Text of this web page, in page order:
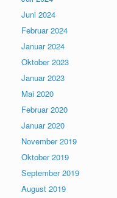
Juni 2024
Februar 2024
Januar 2024
Oktober 2023
Januar 2023
Mai 2020
Februar 2020
Januar 2020
November 2019
Oktober 2019
September 2019
August 2019